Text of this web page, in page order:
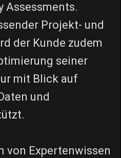
Assessments.
Projekt- und
der Kunde zudem
seiner
mit Blick auf
und
von Expertenwissen